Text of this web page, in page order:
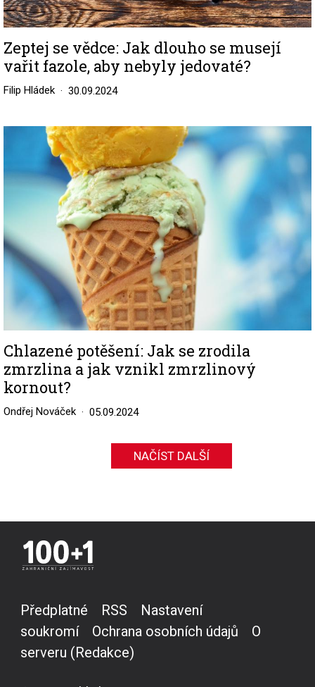
Zeptej se vědce: Jak dlouho se musejí
vařit fazole, aby nebyly jedovaté?
Filip Hládek 30.09.2024
Chlazené potěšení: Jak se zrodila
zmrzlina a jak vznikl zmrzlinový
kornout?
Ondřej Nováček 05.09.2024
NAČÍST DALŠÍ
Předplatné RSS
Nastavení
soukromí
Ochrana osobních údajů
O
serveru (Redakce)